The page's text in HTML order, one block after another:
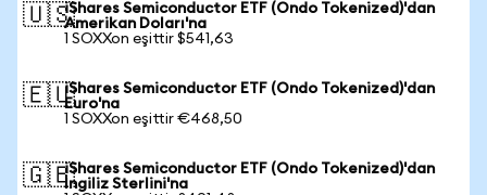
🇺🇸iShares Semiconductor ETF (Ondo Tokenized)'dan
Amerikan Doları'na
1 SOXXon eşittir $541,63
🇪🇺iShares Semiconductor ETF (Ondo Tokenized)'dan
Euro'na
1 SOXXon eşittir €468,50
🇬🇧iShares Semiconductor ETF (Ondo Tokenized)'dan
İngiliz Sterlini'na